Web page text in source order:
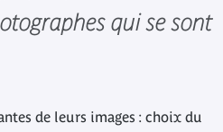
qui se sont
de leurs images : choix du